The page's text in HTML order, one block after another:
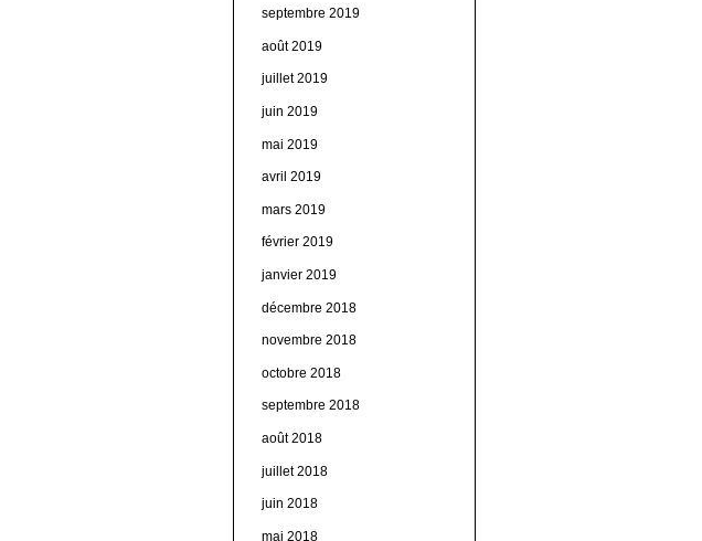
septembre 2019
août 2019
juillet 2019
juin 2019
mai 2019
avril 2019
mars 2019
février 2019
janvier 2019
décembre 2018
novembre 2018
octobre 2018
septembre 2018
août 2018
juillet 2018
juin 2018
mai 2018